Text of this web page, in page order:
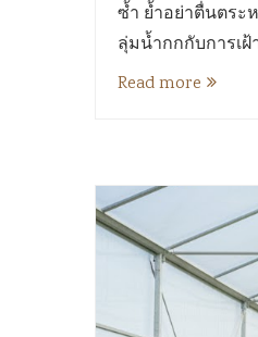
ซ้ำ ย้ำอย่าตื่นตระ
ลุ่มน้ำกกกับการเฝ้
Read more